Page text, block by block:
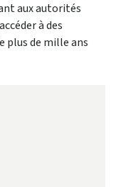
aux autorités
à des
plus de mille ans